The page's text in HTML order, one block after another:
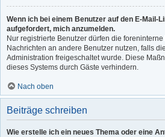
Wenn ich bei einem Benutzer auf den E-Mail-
aufgefordert, mich anzumelden.
Nur registrierte Benutzer dürfen die
Nachrichten an andere Benutzer nutzen, falls
Administration freigeschaltet wurde. Diese
dieses Systems durch Gäste verhindern.
Nach oben
Beiträge schreiben
Wie erstelle ich ein neues Thema oder eine